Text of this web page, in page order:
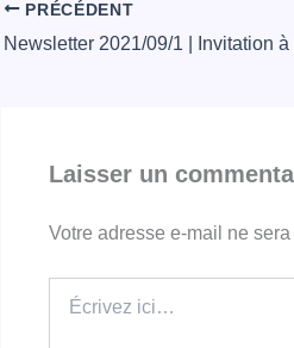
PRÉCÉDENT
Laisser un
Votre adresse e-mail ne
ici…